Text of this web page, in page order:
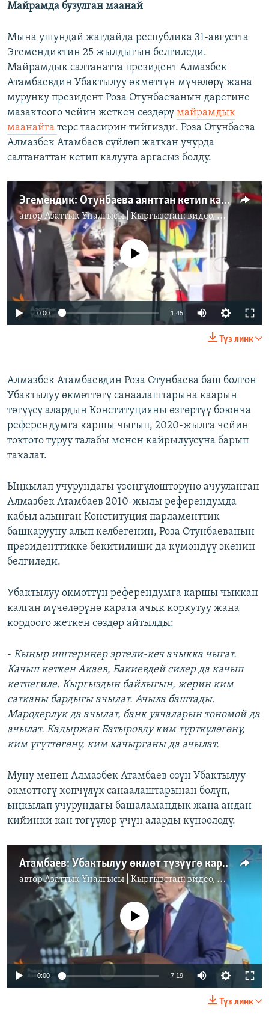
Майрамда бузулган маанай
Мына ушундай жагдайда республика 31-августта
Эгемендиктин 25 жылдыгын белгиледи.
Майрамдык салтанатта президент Алмазбек
Атамбаевдин Убактылуу өкмөттүн мүчөлөрү жана
мурунку президент Роза Отунбаеванын дарегине
мазактоого чейин жеткен сөздөрү майрамдык
маанайга терс таасирин тийгизди. Роза Отунбаева
Алмазбек Атамбаев сүйлөп жаткан учурда
салтанаттан кетип калууга аргасыз болду.
Эгемендик: Отунбаева аянттан кетип калды
авторАзаттык Үналгысы | Кыргызстан: видео, фото, кабарлар
No media source currently available
0:00 1:45
Түз линк
Алмазбек Атамбаевдин Роза Отунбаева баш болгон
Убактылуу өкмөттөгү санаалаштарына каарын
төгүүсү алардын Конституцияны өзгөртүү боюнча
референдумга каршы чыгып, 2020-жылга чейин
токтото туруу талабы менен кайрылуусуна барып
такалат.
Ыңкылап учурундагы үзөңгүлөштөрүнө ачууланган
Алмазбек Атамбаев 2010-жылы референдумда
кабыл алынган Конституция парламенттик
башкарууну алып келбегенин, Роза Отунбаеванын
президенттикке бекитилиши да күмөндүү экенин
белгиледи.
Убактылуу өкмөттүн референдумга каршы чыккан
калган мүчөлөрүнө карата ачык коркутуу жана
кордоого жеткен сөздөр айтылды:
- Кыңыр иштериңер эртели-кеч ачыкка чыгат.
Качып кеткен Акаев, Бакиевдей силер да качып
кетпегиле. Кыргыздын байлыгын, жерин ким
сатканы бардыгы ачылат. Ачыла баштады.
Мародерлук да ачылат, банк уячаларын тономой да
ачылат. Кадыржан Батыровду ким түрткүлөгөнү,
ким үгүттөгөнү, ким качырганы да ачылат.
Муну менен Алмазбек Атамбаев өзүн Убактылуу
өкмөттөгү көпчүлүк санаалаштарынан бөлүп,
ыңкылап учурундагы башаламандык жана андан
кийинки кан төгүүлөр үчүн аларды күнөөлөдү.
Атамбаев: Убактылуу өкмөт түзүүгө каршы болгом
авторАзаттык Үналгысы | Кыргызстан: видео, фото, кабарлар
No media source currently available
0:00 7:19
Түз линк